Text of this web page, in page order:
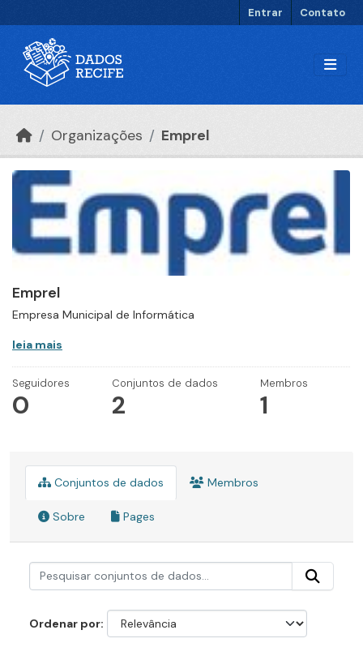
Entrar Contato
Organizações Emprel
Emprel
Empresa Municipal de Informática
leia mais
Seguidores
0
Conjuntos de dados
2
Membros
1
Conjuntos de dados Membros
Sobre Pages
Ordenar por